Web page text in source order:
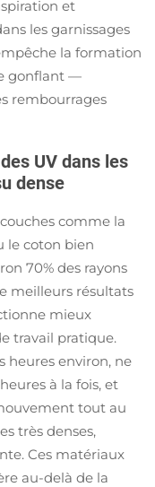
et
les garnissages
la formation
gonflant —
rembourrages
UV dans les
dense
comme la
le coton bien
70% des rayons
meilleurs résultats
mieux
travail pratique.
heures environ, ne
à la fois, et
tout au
très denses,
Ces matériaux
au-delà de la